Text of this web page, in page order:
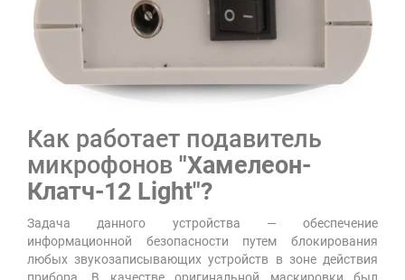
Как работает подавитель
микрофонов "Хамелеон-
Клатч-12 Light"?
Задача данного устройства — обеспечение
информационной безопасности путем блокирования
любых звукозаписывающих устройств в зоне действия
прибора. В качестве оригинальной маскировки был